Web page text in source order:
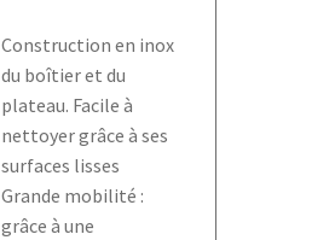
Construction en inox
du boîtier et du
plateau. Facile à
nettoyer grâce à ses
surfaces lisses
Grande mobilité :
grâce à une